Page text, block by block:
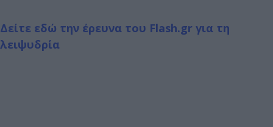
Δείτε εδώ την έρευνα του Flash.gr για τη
λειψυδρία